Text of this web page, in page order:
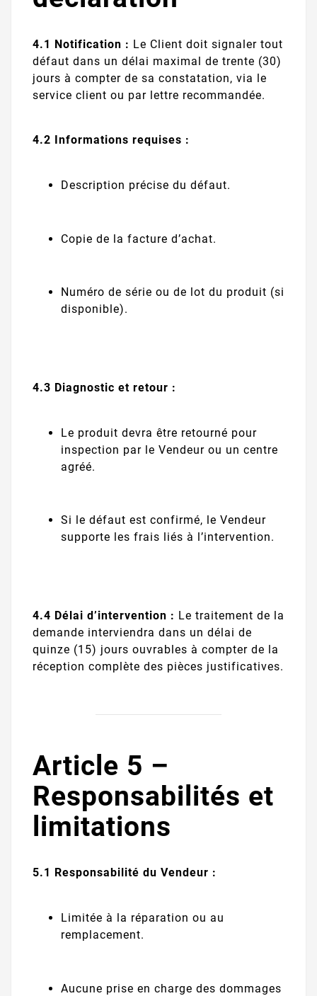
4.1 Notification : Le Client doit signaler tout
défaut dans un délai maximal de trente (30)
jours à compter de sa constatation, via le
service client ou par lettre recommandée.
4.2 Informations requises :
Description précise du défaut.
Copie de la facture d’achat.
Numéro de série ou de lot du produit (si
disponible).
4.3 Diagnostic et retour :
Le produit devra être retourné pour
inspection par le Vendeur ou un centre
agréé.
Si le défaut est confirmé, le Vendeur
supporte les frais liés à l’intervention.
4.4 Délai d’intervention : Le traitement de la
demande interviendra dans un délai de
quinze (15) jours ouvrables à compter de la
réception complète des pièces justificatives.
Article 5 –
Responsabilités et
limitations
5.1 Responsabilité du Vendeur :
Limitée à la réparation ou au
remplacement.
Aucune prise en charge des dommages